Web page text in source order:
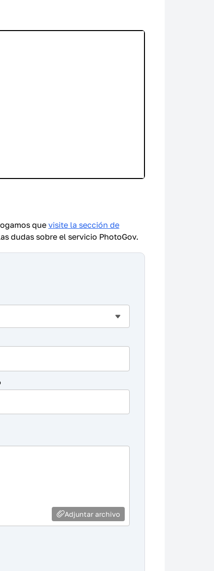
que visite la sección de
dudas sobre el servicio PhotoGov.
Adjuntar archivo